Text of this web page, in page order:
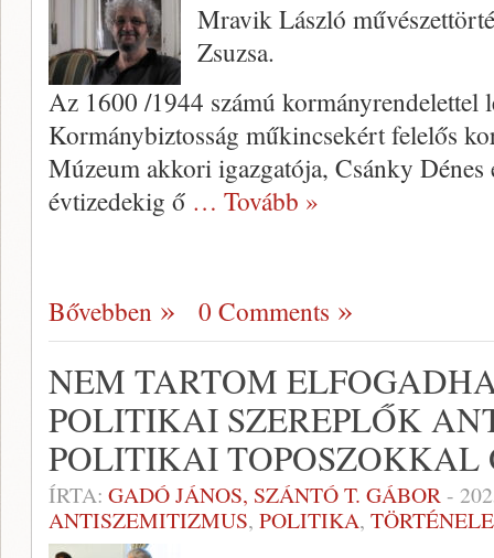
Mravik László
Zsuzsa.
Az 1600 /1944 számú kormányrendelettel
Kormánybiztosság műkincsekért felelős
Múzeum akkori igazgatója, Csánky
évtizedekig ő … Tovább »
Bővebben 0 Comments
NEM TARTOM
POLITIKAI SZEREPLŐK
POLITIKAI TOPOSZOKKAL
ÍRTA: GADÓ JÁNOS, SZÁNTÓ T. GÁBOR-
ANTISZEMITIZMUS, POLITIKA,